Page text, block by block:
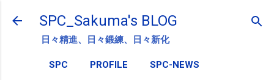
スキップしてメイン コンテンツに移動
SPC_Sakuma's BLOG
日々精進、日々鍛練、日々新化
SPC PROFILE SPC-NEWS